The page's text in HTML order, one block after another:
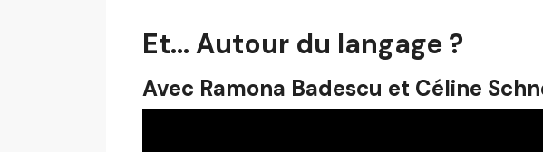
Et… Autour du langage ?
Avec Ramona Badescu et Céline